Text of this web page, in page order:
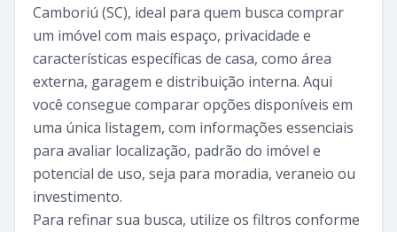
Camboriú (SC), ideal para quem busca comprar
um imóvel com mais espaço, privacidade e
características específicas de casa, como área
externa, garagem e distribuição interna. Aqui
você consegue comparar opções disponíveis em
uma única listagem, com informações essenciais
para avaliar localização, padrão do imóvel e
potencial de uso, seja para moradia, veraneio ou
investimento.
Para refinar sua busca, utilize os filtros conforme